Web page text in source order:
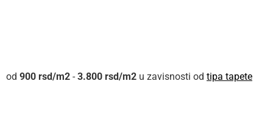
900 rsd - 3.800 rsd u zavisnosti od tipa tapete